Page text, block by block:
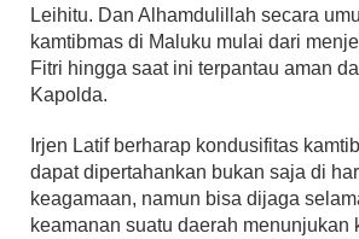
Leihitu. Dan Alhamdulillah secara
kamtibmas di Maluku mulai dari
Fitri hingga saat ini terpantau aman
Kapolda.
Irjen Latif berharap kondusifitas
dapat dipertahankan bukan saja di
keagamaan, namun bisa dijaga
keamanan suatu daerah menunjukan